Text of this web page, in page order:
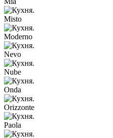
Misto
Moderno
Nevo
Nube
Onda
Orizzonte
Paola